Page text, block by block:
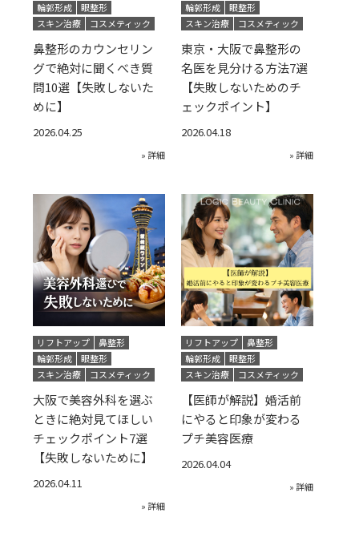
輪郭形成
眼整形
スキン治療
コスメティック
鼻整形のカウンセリン
グで絶対に聞くべき質
問10選【失敗しないた
めに】
2026.04.25
» 詳細
輪郭形成
眼整形
スキン治療
コスメティック
東京・大阪で鼻整形の
名医を見分ける方法7選
【失敗しないためのチ
ェックポイント】
2026.04.18
» 詳細
リフトアップ
鼻整形
輪郭形成
眼整形
スキン治療
コスメティック
大阪で美容外科を選ぶ
ときに絶対見てほしい
チェックポイント7選
【失敗しないために】
2026.04.11
» 詳細
リフトアップ
鼻整形
輪郭形成
眼整形
スキン治療
コスメティック
【医師が解説】婚活前
にやると印象が変わる
プチ美容医療
2026.04.04
» 詳細